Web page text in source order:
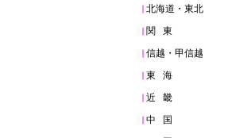
北海道・東北
関東
信越・甲信越
東海
近畿
中国